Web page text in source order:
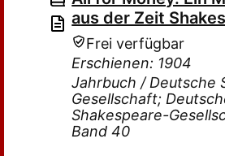
aus der Zeit
Frei verfügbar
Erschienen: 1904
Jahrbuch / Deutsche
Gesellschaft;
Shakespeare-
Band 40